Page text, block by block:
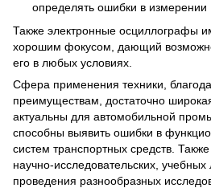
определять ошибки в измерении
Также электронные осциллографы
хорошим фокусом, дающий
его в любых условиях.
Сфера применения техники,
преимуществам, достаточно
актуальны для автомобильной
способны выявить ошибки в
систем транспортных средств.
научно-исследовательских,
проведения разнообразных